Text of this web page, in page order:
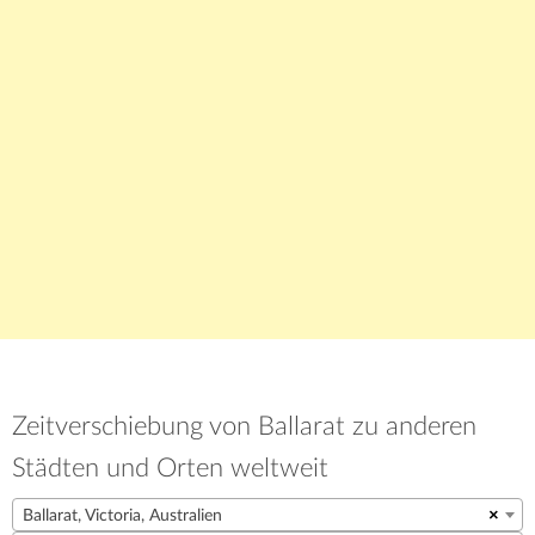
Zeitverschiebung von Ballarat zu anderen
Städten und Orten weltweit
×
Ballarat, Victoria, Australien